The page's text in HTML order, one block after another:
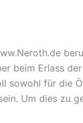
beim Erlass
sowohl für die
Um dies zu